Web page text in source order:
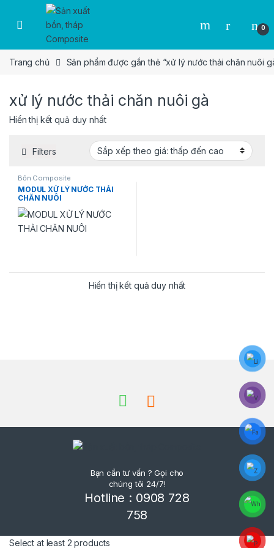
Skip to navigation
Skip to content
0
Trang chủ Sản phẩm được gắn thẻ “xử lý nước thải chăn nuôi
xử lý nước thải chăn nuôi gà
Hiển thị kết quả duy nhất
Filters
Bồn Composite
MODUL XỬ LÝ NƯỚC THẢI
CHĂN NUÔI
Hiển thị kết quả duy nhất
Bạn cần tư vấn ? Gọi cho
chúng tôi 24/7!
Hotline : 0908 728
758
Select at least 2 products